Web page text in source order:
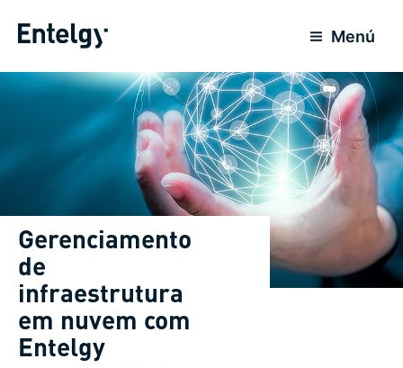
para
conteúdo
Menú
Gerenciamento
de
infraestrutura
em nuvem com
Entelgy